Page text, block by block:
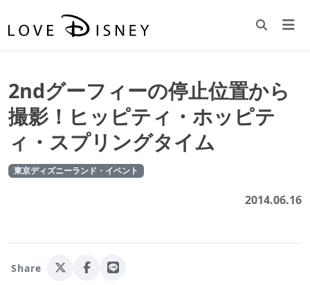
2ndグーフィーの停止位置から
撮影！ヒッピティ・ホッピテ
ィ・スプリングタイム
東京ディズニーランド・イベント
2014.06.16
Share